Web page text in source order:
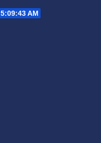
5:09:45 AM